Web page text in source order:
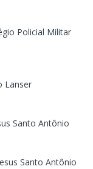
Policial Militar
Lanser
Santo Antônio
Santo Antônio